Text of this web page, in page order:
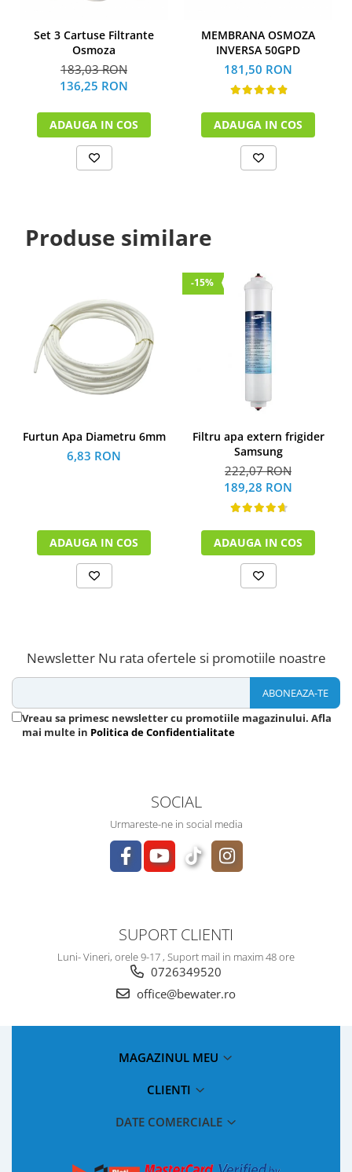
Set 3 Cartuse Filtrante
Osmoza
183,03 RON
136,25 RON
ADAUGA IN COS
MEMBRANA OSMOZA
INVERSA 50GPD
181,50 RON
ADAUGA IN COS
Produse similare
Furtun Apa Diametru 6mm
6,83 RON
ADAUGA IN COS
-15%
Filtru apa extern frigider
Samsung
222,07 RON
189,28 RON
ADAUGA IN COS
Newsletter Nu rata ofertele si promotiile noastre
Vreau sa primesc newsletter cu promotiile magazinului. Afla
mai multe in Politica de Confidentialitate
SOCIAL
Urmareste-ne in social media
SUPORT CLIENTI
Luni- Vineri, orele 9-17 , Suport mail in maxim 48 ore
0726349520
office@bewater.ro
MAGAZINUL MEU
CLIENTI
DATE COMERCIALE